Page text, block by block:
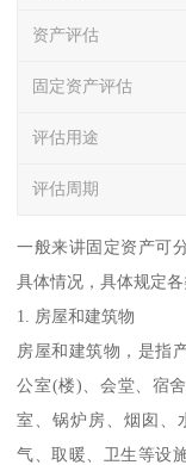
资产评估
固定资产评估
评估用途
评估周期
一般来讲固定资产可
具体情况，具体规定各
1. 房屋和建筑物
房屋和建筑物，是指
公室(楼)、会堂、宿
室、锅炉房、烟囱、
气、取暖、卫生等设